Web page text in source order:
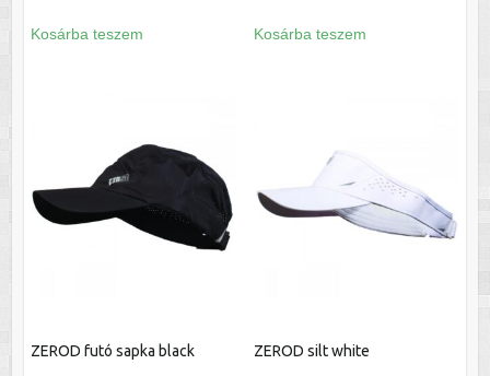
Kosárba teszem Kosárba teszem
ZEROD futó sapka black ZEROD silt white